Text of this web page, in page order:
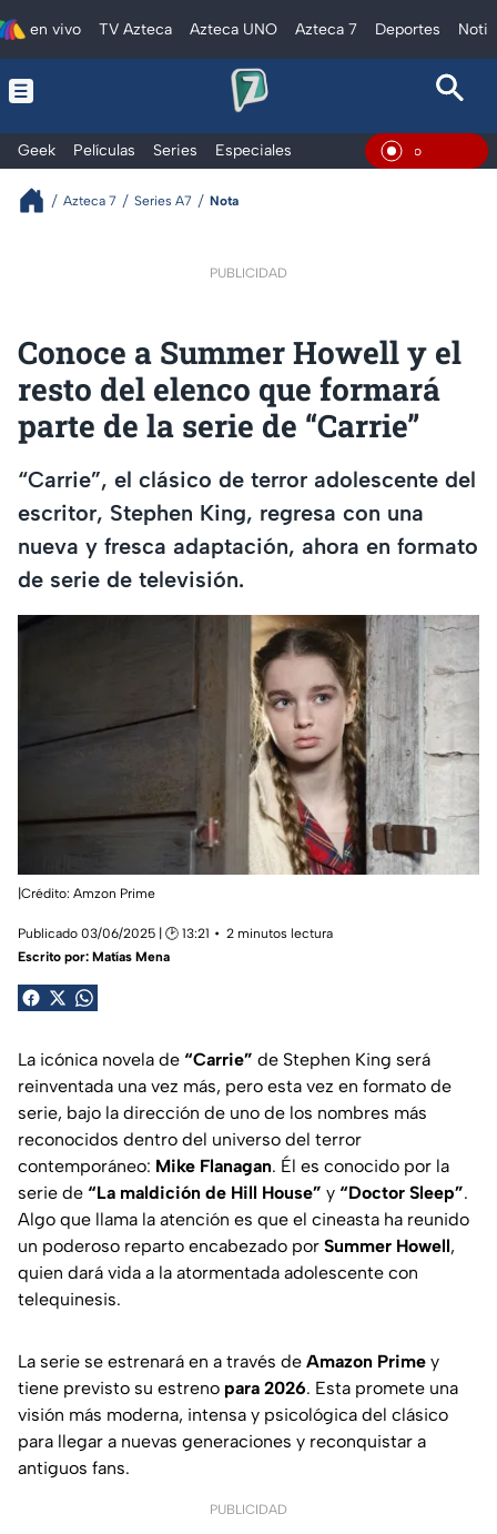
en vivo TV Azteca Azteca UNO Azteca 7 Deportes
Geek Películas Series Especiales En Vivo
Azteca 7 Series A7 Nota
PUBLICIDAD
⁠Conoce a Summer Howell y el
resto del elenco que formará
parte de la serie de “Carrie”
“Carrie”, el clásico de terror adolescente del
escritor, Stephen King, regresa con una
nueva y fresca adaptación, ahora en formato
de serie de televisión.
|Crédito: Amzon Prime
Publicado 03/06/2025 | 🕑 13:21
2 minutos lectura
Escrito por: Matías Mena
La icónica novela de “Carrie” de Stephen King será
reinventada una vez más, pero esta vez en formato de
serie, bajo la dirección de uno de los nombres más
reconocidos dentro del universo del terror
contemporáneo: Mike Flanagan. Él es conocido por la
serie de “La maldición de Hill House” y “Doctor Sleep”.
Algo que llama la atención es que el cineasta ha reunido
un poderoso reparto encabezado por Summer Howell,
quien dará vida a la atormentada adolescente con
telequinesis.
La serie se estrenará en a través de Amazon Prime y
tiene previsto su estreno para 2026. Esta promete una
visión más moderna, intensa y psicológica del clásico
para llegar a nuevas generaciones y reconquistar a
antiguos fans.
PUBLICIDAD